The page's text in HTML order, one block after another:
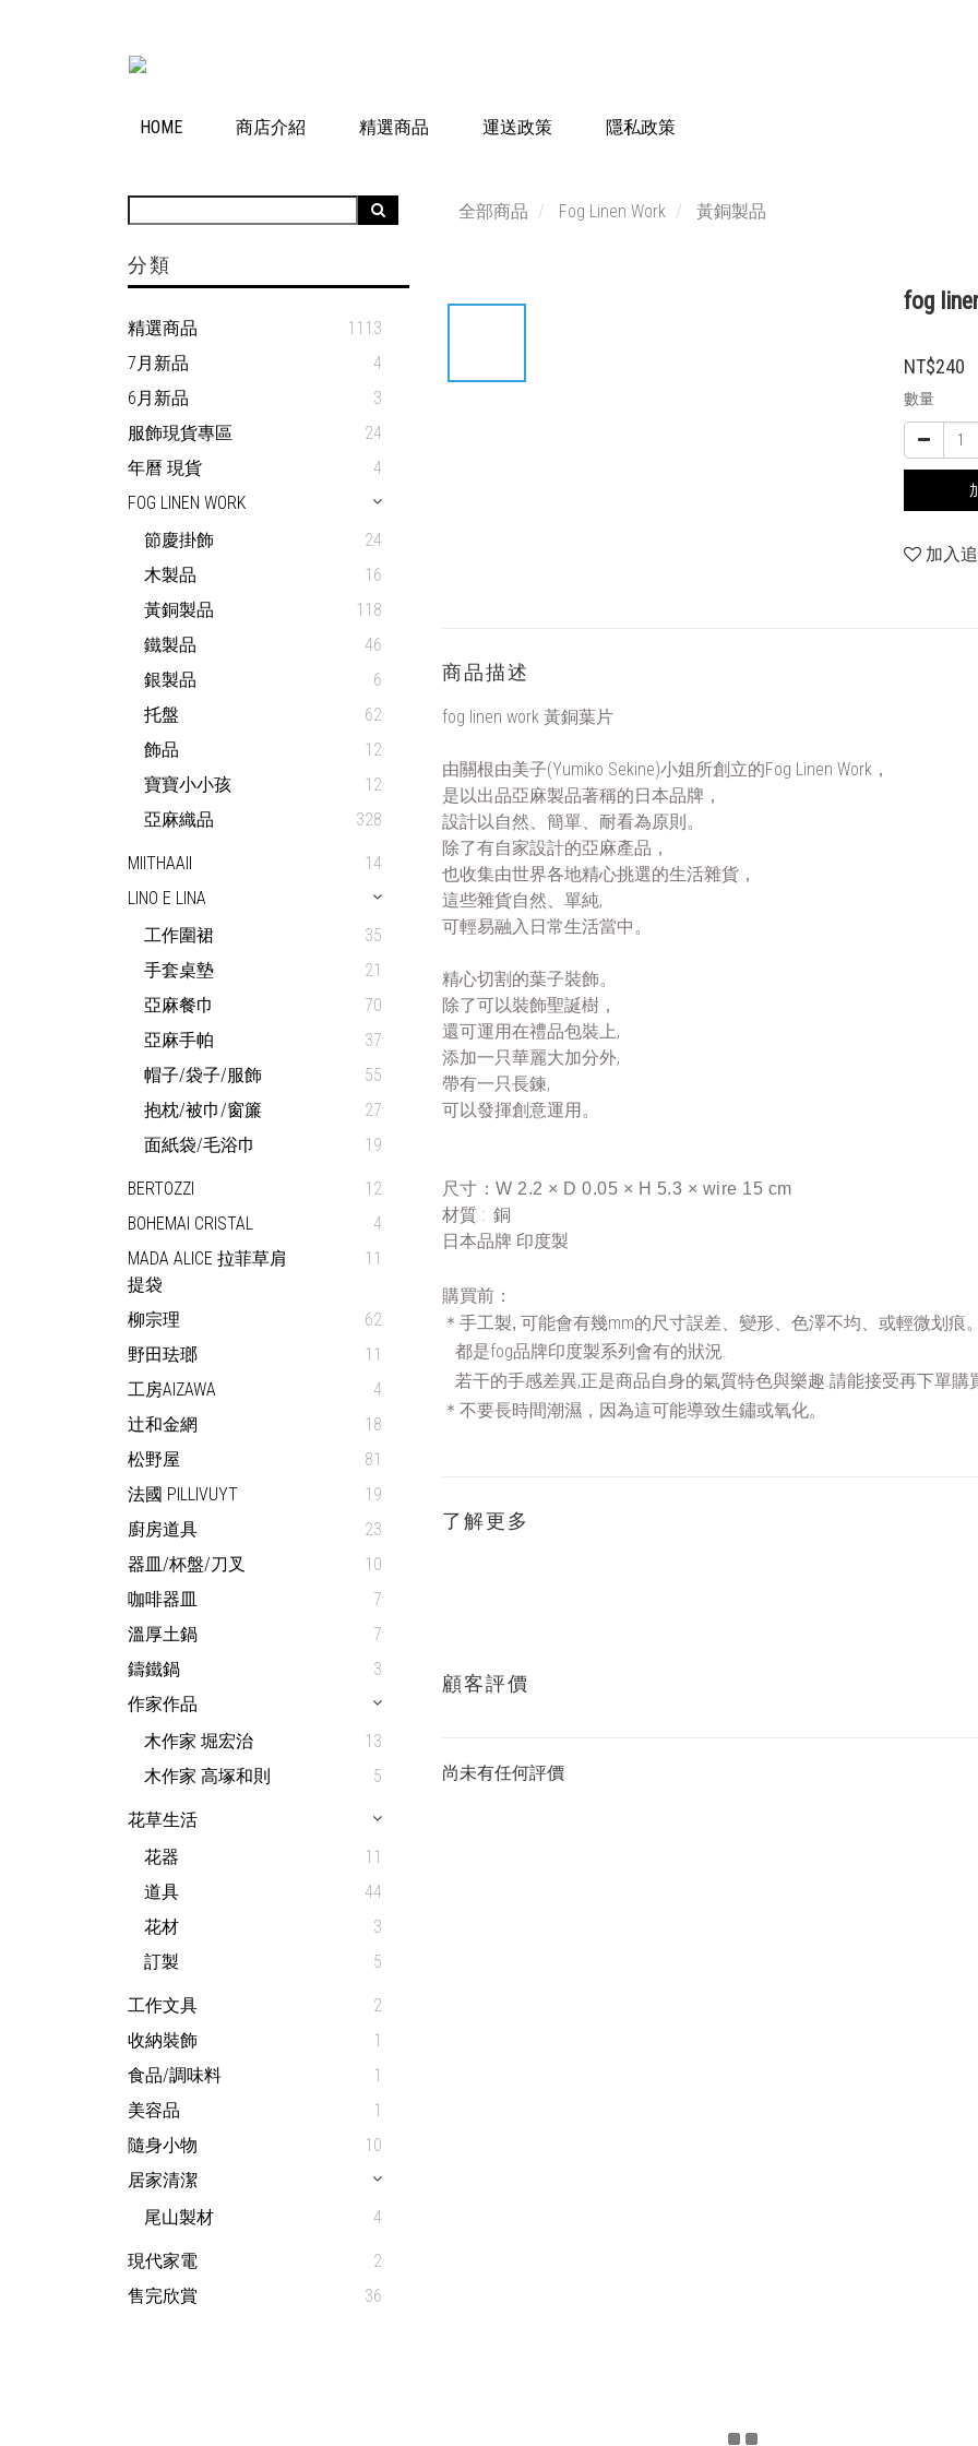
HOME 商店介紹 精選商品 運送政策 隱私政策
分類
精選商品
1113
7月新品
4
6月新品
3
服飾現貨專區
24
年曆 現貨
4
FOG LINEN WORK
節慶掛飾
24
木製品
16
黃銅製品
118
鐵製品
46
銀製品
6
托盤
62
飾品
12
寶寶小小孩
12
亞麻織品
328
MIITHAAII
14
LINO E LINA
工作圍裙
35
手套桌墊
21
亞麻餐巾
70
亞麻手帕
37
帽子/袋子/服飾
55
抱枕/被巾/窗簾
27
面紙袋/毛浴巾
19
BERTOZZI
12
BOHEMAI CRISTAL
4
MADA ALICE 拉菲草肩
提袋
11
柳宗理
62
野田珐瑯
11
工房AIZAWA
4
辻和金網
18
松野屋
81
法國 PILLIVUYT
19
廚房道具
23
器皿/杯盤/刀叉
10
咖啡器皿
7
溫厚土鍋
7
鑄鐵鍋
3
作家作品
木作家 堀宏治
13
木作家 高塚和則
5
花草生活
花器
11
道具
44
花材
3
訂製
5
工作文具
2
收納裝飾
1
食品/調味料
1
美容品
1
隨身小物
10
居家清潔
尾山製材
4
現代家電
2
售完欣賞
36
全部商品 Fog Linen Work 黃銅製品
fog
NT$240
數量
加入
商品描述
fog linen work 黃銅葉片
由關根由美子(Yumiko Sekine)小姐所創立的Fog Linen Work，
是以出品亞麻製品著稱的日本品牌，
設計以自然、簡單、耐看為原則。
除了有自家設計的亞麻產品，
也收集由世界各地精心挑選的生活雜貨，
這些雜貨自然、單純,
可輕易融入日常生活當中。
精心切割的葉子裝飾。
除了可以裝飾聖誕樹，
還可運用在禮品包裝上,
添加一只華麗大加分外,
帶有一只長鍊,
可以發揮創意運用。
尺寸：W 2.2 × D 0.05 × H 5.3 × wire 15 cm
材質 : 銅
日本品牌 印度製
購買前：
＊手工製, 可能會有幾mm的尺寸誤差、變形、色澤不均、或輕微划痕
   都是fog品牌印度製系列會有的狀況.
若干的手感差異,正是商品自身的氣質特色與樂趣.請能接受再下單購
＊不要長時間潮濕，因為這可能導致生鏽或氧化。
了解更多
顧客評價
尚未有任何評價